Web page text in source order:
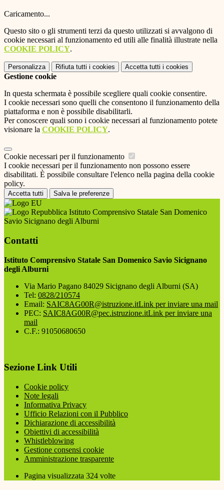
Caricamento...
Questo sito o gli strumenti terzi da questo utilizzati si avvalgono di
cookie necessari al funzionamento ed utili alle finalità illustrate nella
COOKIE POLICY.
Personalizza Rifiuta tutti i cookies Accetta tutti i cookies
Gestione cookie
In questa schermata è possibile scegliere quali cookie consentire.
I cookie necessari sono quelli che consentono il funzionamento della
piattaforma e non è possibile disabilitarli.
Per conoscere quali sono i cookie necessari al funzionamento potete
visionare la COOKIE POLICY.
Cookie necessari per il funzionamento
I cookie necessari per il funzionamento non possono essere
disabilitati. È possibile consultare l'elenco nella pagina della cookie
policy.
Accetta tutti Salva le preferenze
Istituto Comprensivo Statale San Domenico
Savio Sicignano degli Alburni
Contatti
Istituto Comprensivo Statale San Domenico Savio Sicignano
degli Alburni
Via Mario Pagano 84029 Sicignano degli Alburni (SA)
Tel: 0828/210574
Email: SAIC8AG00R@istruzione.itLink per inviare una mail
PEC: SAIC8AG00R@pec.istruzione.itLink per inviare una
mail
C.F.: 91050680650
Sezione Link Utili
Cookie policy
Note legali
Informativa Privacy
Ufficio Relazioni con il Pubblico
Dichiarazione di accessibilità
Obiettivi di accessibilità
Whistleblowing
Gestione consensi cookie
Amministrazione trasparente
Pagina visualizzata 324 volte